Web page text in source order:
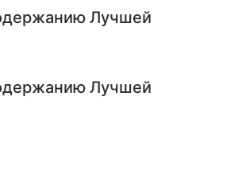
Лучшей
Лучшей